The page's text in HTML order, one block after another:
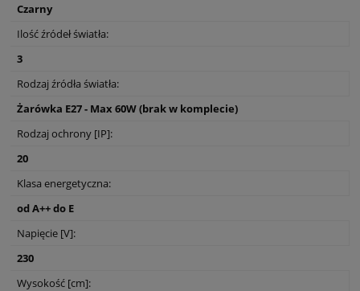
Czarny
Ilość źródeł światła:
3
Rodzaj źródła światła:
Żarówka E27 - Max 60W (brak w komplecie)
Rodzaj ochrony [IP]:
20
Klasa energetyczna:
od A++ do E
Napięcie [V]:
230
Wysokość [cm]: